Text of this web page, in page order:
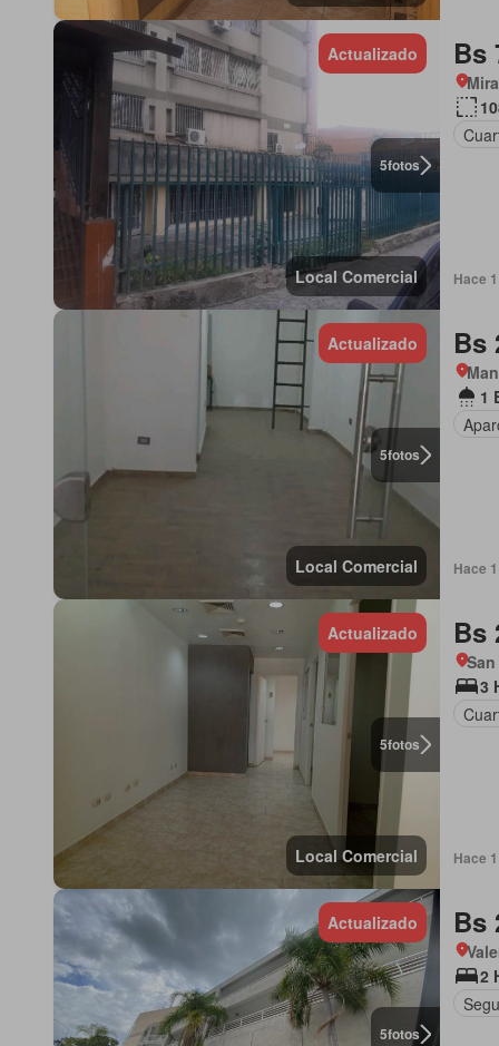
5fotos
Actualizado
Local Comercial
Bs
Hace
5fotos
Actualizado
Local Comercial
Bs
1
Hace
5fotos
Actualizado
Local Comercial
Bs
3
Hace
5fotos
Actualizado Bs
2